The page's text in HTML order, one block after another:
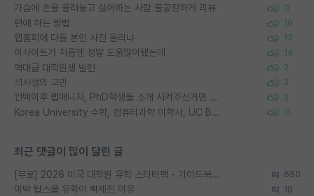
가슴에 손을 올려놓고 싫어하는 사람 불공정하게 리뷰 9
편애 하는 방법 16
랩홈피에 다들 본인 사진 올리냐 13
이사이트가 처음엔 정말 도움많이됐는데 14
역대급 대학원생 빌런 2
석사생의 고민 2
컨택이후 랩매니저, PhD학생들 소개 시켜주신거면 거의 컨펌에 가깝나요? 2
Korea University 수학, 컴퓨터과학 이학사, UC Berkeley 산업공학 대학원 공학박사가 되는 것은 쉽지 않겠죠? 11
최근 댓글이 많이 달린 글
[무료] 2026 미국 대학원 유학 스타터팩 - 가이드북 & 합격자 컨택메일 템플릿 650
미박 탑스쿨 유학이 빡세진 이유 19